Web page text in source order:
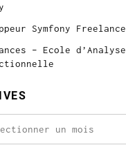
Symfony Freelance
– Ecole d’Analyse